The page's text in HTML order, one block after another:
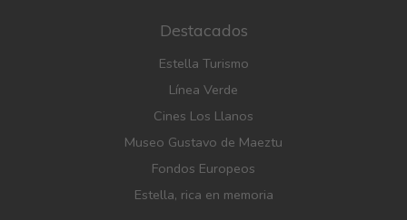
Destacados
Estella Turismo
Línea Verde
Cines Los Llanos
Museo Gustavo de Maeztu
Fondos Europeos
Estella, rica en memoria